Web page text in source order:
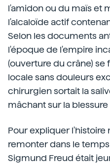
l'amidon ou du maïs et
l'alcaloïde actif
Selon les documents
l'époque de l'empire
(ouverture du crâne) se
locale sans douleurs
chirurgien sortait la
mâchant sur la
Pour expliquer
remonter dans le temps
Sigmund Freud était